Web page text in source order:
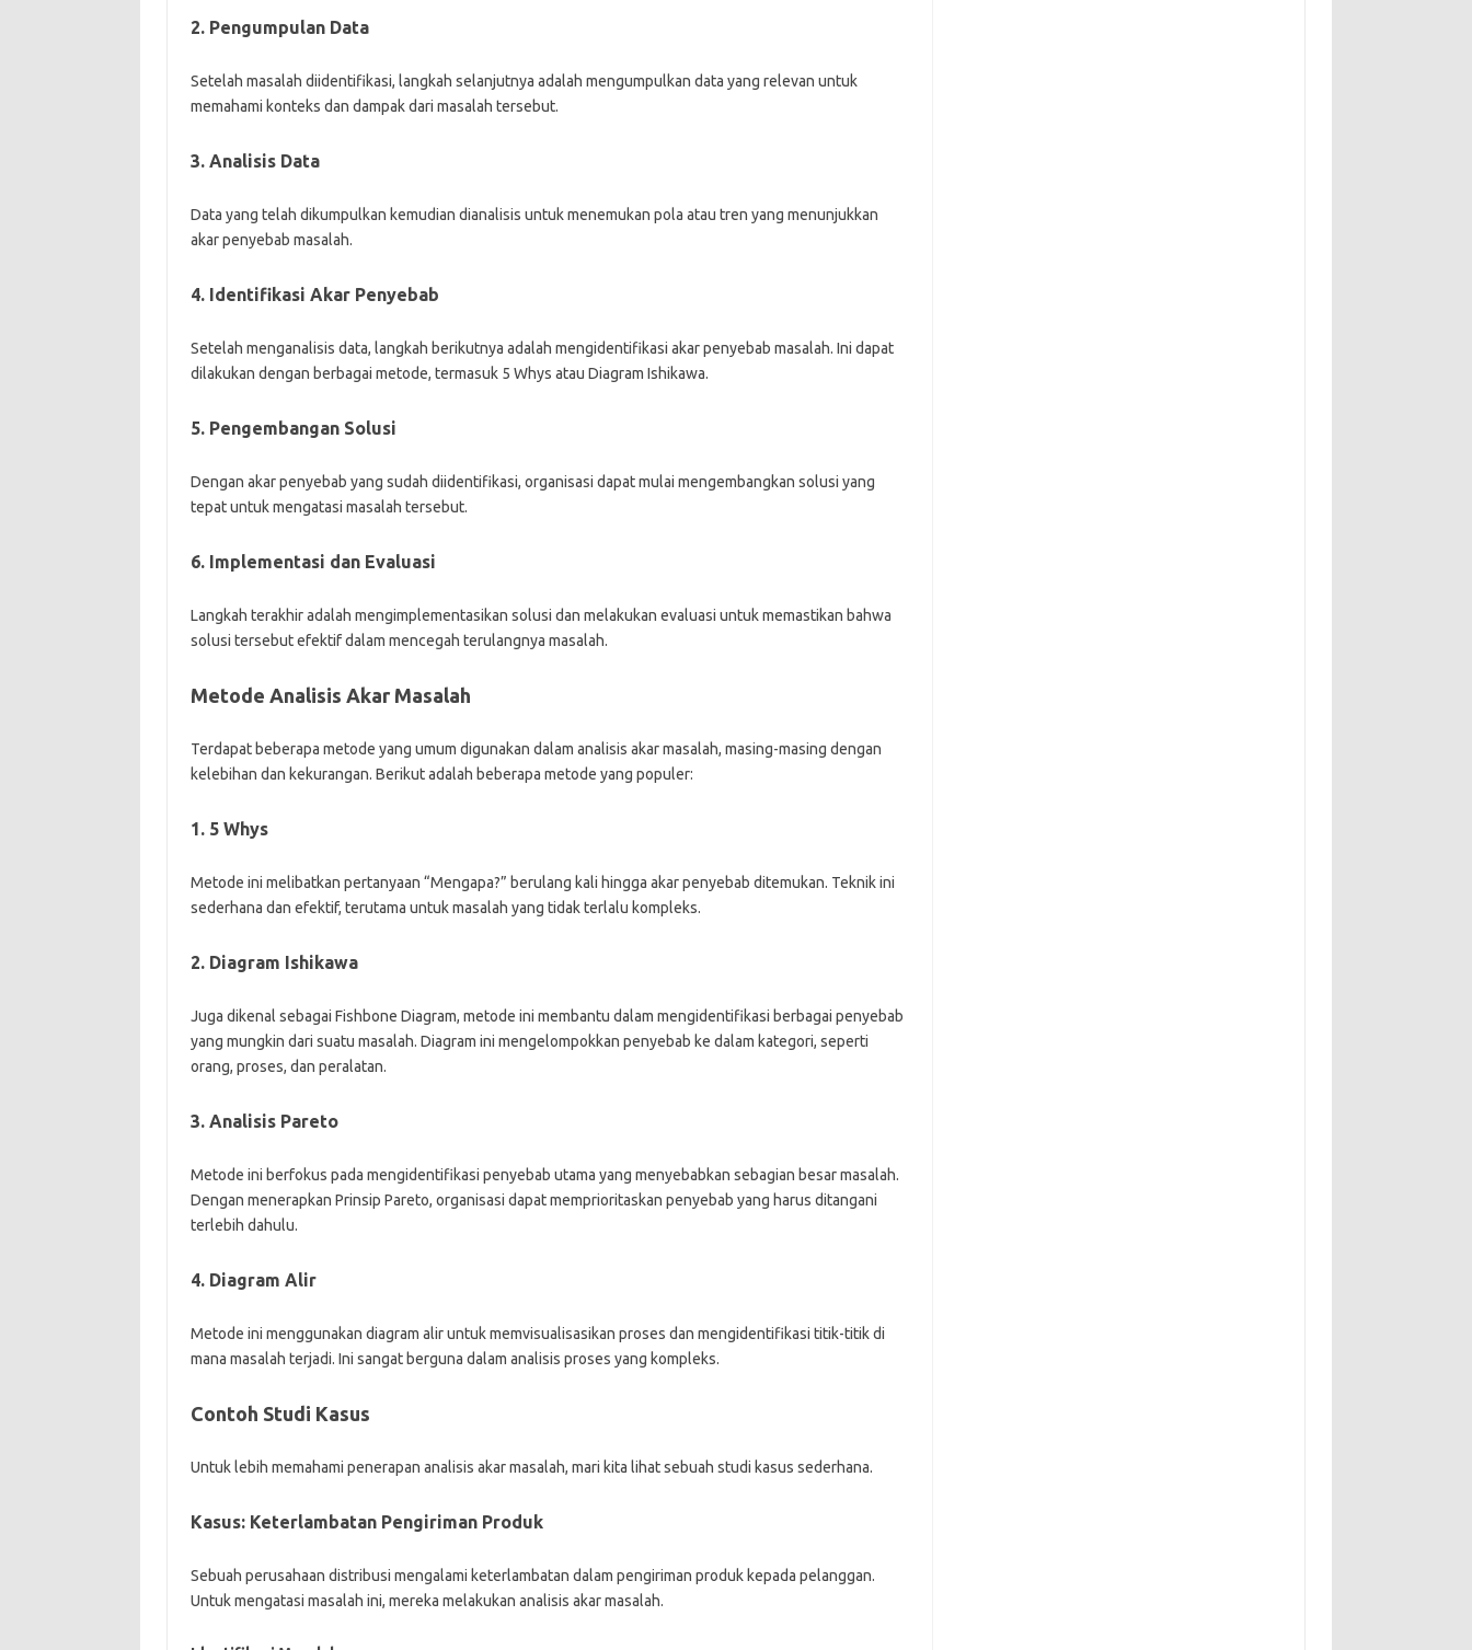
2. Pengumpulan Data
Setelah masalah diidentifikasi, langkah selanjutnya adalah mengumpulkan data yang relevan untuk
memahami konteks dan dampak dari masalah tersebut.
3. Analisis Data
Data yang telah dikumpulkan kemudian dianalisis untuk menemukan pola atau tren yang menunjukkan
akar penyebab masalah.
4. Identifikasi Akar Penyebab
Setelah menganalisis data, langkah berikutnya adalah mengidentifikasi akar penyebab masalah. Ini dapat
dilakukan dengan berbagai metode, termasuk 5 Whys atau Diagram Ishikawa.
5. Pengembangan Solusi
Dengan akar penyebab yang sudah diidentifikasi, organisasi dapat mulai mengembangkan solusi yang
tepat untuk mengatasi masalah tersebut.
6. Implementasi dan Evaluasi
Langkah terakhir adalah mengimplementasikan solusi dan melakukan evaluasi untuk memastikan bahwa
solusi tersebut efektif dalam mencegah terulangnya masalah.
Metode Analisis Akar Masalah
Terdapat beberapa metode yang umum digunakan dalam analisis akar masalah, masing-masing dengan
kelebihan dan kekurangan. Berikut adalah beberapa metode yang populer:
1. 5 Whys
Metode ini melibatkan pertanyaan “Mengapa?” berulang kali hingga akar penyebab ditemukan. Teknik ini
sederhana dan efektif, terutama untuk masalah yang tidak terlalu kompleks.
2. Diagram Ishikawa
Juga dikenal sebagai Fishbone Diagram, metode ini membantu dalam mengidentifikasi berbagai penyebab
yang mungkin dari suatu masalah. Diagram ini mengelompokkan penyebab ke dalam kategori, seperti
orang, proses, dan peralatan.
3. Analisis Pareto
Metode ini berfokus pada mengidentifikasi penyebab utama yang menyebabkan sebagian besar masalah.
Dengan menerapkan Prinsip Pareto, organisasi dapat memprioritaskan penyebab yang harus ditangani
terlebih dahulu.
4. Diagram Alir
Metode ini menggunakan diagram alir untuk memvisualisasikan proses dan mengidentifikasi titik-titik di
mana masalah terjadi. Ini sangat berguna dalam analisis proses yang kompleks.
Contoh Studi Kasus
Untuk lebih memahami penerapan analisis akar masalah, mari kita lihat sebuah studi kasus sederhana.
Kasus: Keterlambatan Pengiriman Produk
Sebuah perusahaan distribusi mengalami keterlambatan dalam pengiriman produk kepada pelanggan.
Untuk mengatasi masalah ini, mereka melakukan analisis akar masalah.